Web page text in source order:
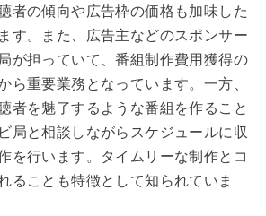
者の傾向や広告枠の価格も加味した
す。また、広告主などのスポンサー
が担っていて、番組制作費用獲得の
ら重要業務となっています。一方、
者を魅了するような番組を作ること
局と相談しながらスケジュールに収
を行います。タイムリーな制作とコ
ることも特徴として知られていま